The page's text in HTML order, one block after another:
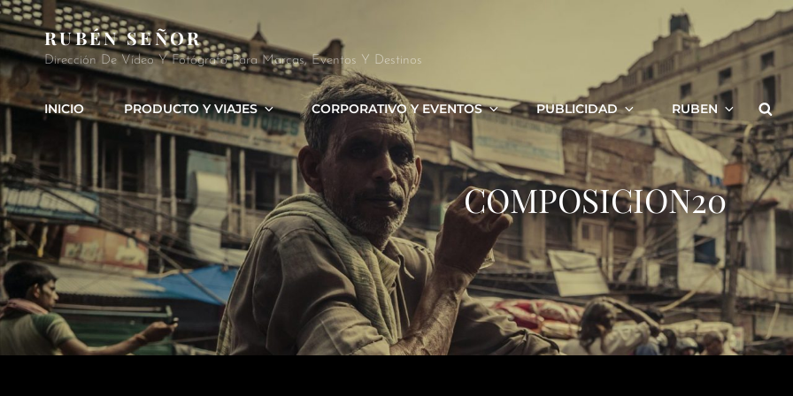
RUBÉN SEÑOR
Dirección De Vídeo Y Fotógrafo Para Marcas, Eventos Y Destinos
INICIO PRODUCTO Y VIAJES CORPORATIVO Y EVENTOS PUBLICIDAD RUBEN
COMPOSICION20